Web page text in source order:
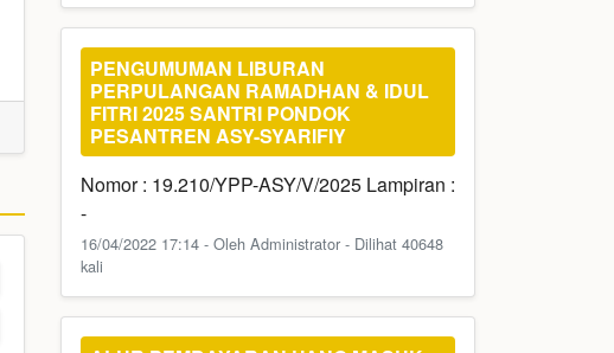
PENGUMUMAN LIBURAN
PERPULANGAN RAMADHAN & IDUL
FITRI 2025 SANTRI PONDOK
PESANTREN ASY-SYARIFIY
Nomor : 19.210/YPP-ASY/V/2025 Lampiran :
-
16/04/2022 17:14 - Oleh Administrator - Dilihat 40648
kali